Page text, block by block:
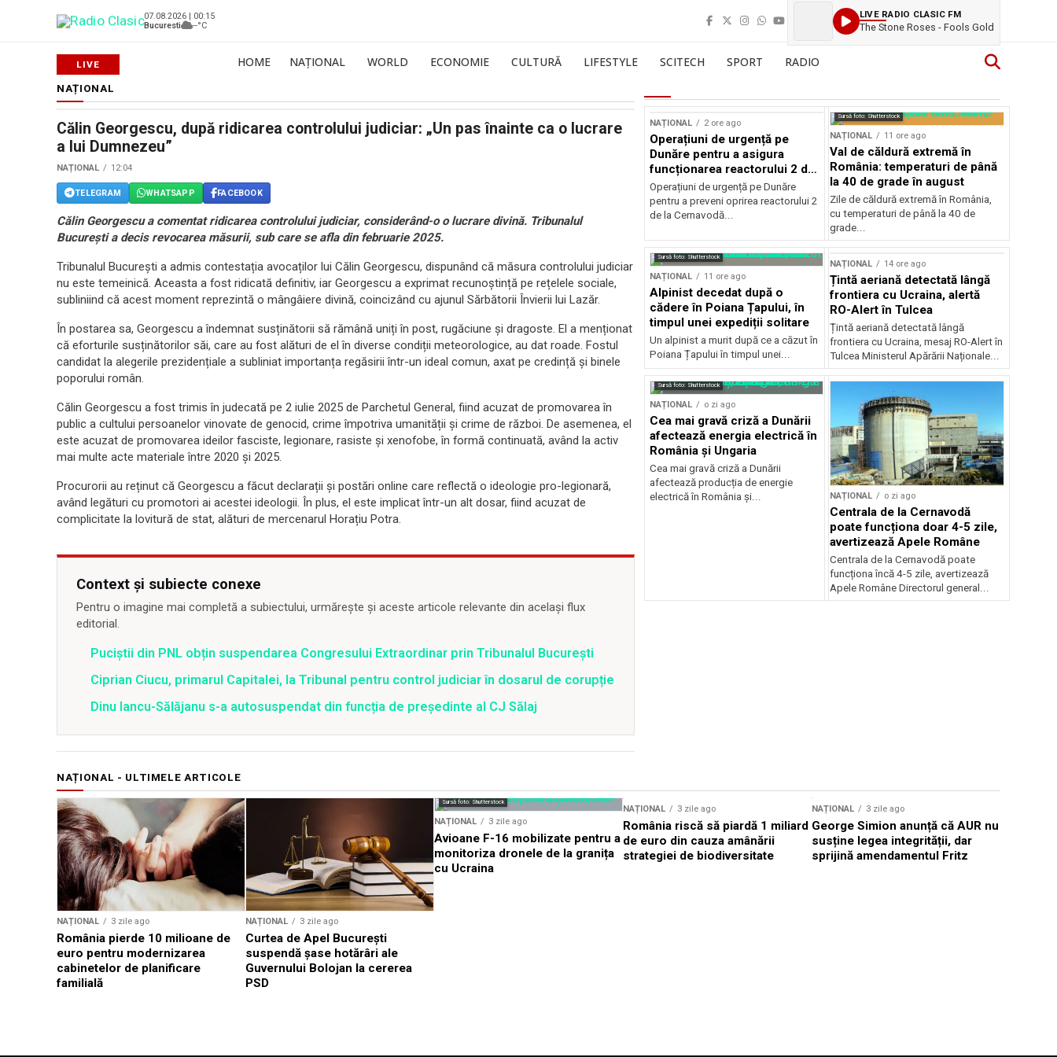
07.08.2026 | 00:15
Bucuresti
--°C
LIVE RADIO CLASIC FM
The Stone Roses - Fools Gold
HOME NAȚIONAL WORLD ECONOMIE CULTURĂ LIFESTYLE SCITECH SPORT RADIO
NAȚIONAL
Călin Georgescu, după ridicarea controlului judiciar: „Un pas înainte ca o lucrare
a lui Dumnezeu”
NAȚIONAL 12:04
TELEGRAM WHATSAPP FACEBOOK
Călin Georgescu a comentat ridicarea controlului judiciar, considerând-o o lucrare divină. Tribunalul
București a decis revocarea măsurii, sub care se afla din februarie 2025.
Tribunalul București a admis contestația avocaților lui Călin Georgescu, dispunând că măsura controlului judiciar
nu este temeinică. Aceasta a fost ridicată definitiv, iar Georgescu a exprimat recunoștință pe rețelele sociale,
subliniind că acest moment reprezintă o mângâiere divină, coincizând cu ajunul Sărbătorii Învierii lui Lazăr.
În postarea sa, Georgescu a îndemnat susținătorii să rămână uniți în post, rugăciune și dragoste. El a menționat
că eforturile susținătorilor săi, care au fost alături de el în diverse condiții meteorologice, au dat roade. Fostul
candidat la alegerile prezidențiale a subliniat importanța regăsirii într-un ideal comun, axat pe credință și binele
poporului român.
Călin Georgescu a fost trimis în judecată pe 2 iulie 2025 de Parchetul General, fiind acuzat de promovarea în
public a cultului persoanelor vinovate de genocid, crime împotriva umanității și crime de război. De asemenea, el
este acuzat de promovarea ideilor fasciste, legionare, rasiste și xenofobe, în formă continuată, având la activ
mai multe acte materiale între 2020 și 2025.
Procurorii au reținut că Georgescu a făcut declarații și postări online care reflectă o ideologie pro-legionară,
având legături cu promotori ai acestei ideologii. În plus, el este implicat într-un alt dosar, fiind acuzat de
complicitate la lovitură de stat, alături de mercenarul Horațiu Potra.
Context și subiecte conexe
Pentru o imagine mai completă a subiectului, urmărește și aceste articole relevante din același flux
editorial.
Puciștii din PNL obțin suspendarea Congresului Extraordinar prin Tribunalul București
Ciprian Ciucu, primarul Capitalei, la Tribunal pentru control judiciar în dosarul de corupție
Dinu Iancu-Sălăjanu s-a autosuspendat din funcția de președinte al CJ Sălaj
NAȚIONAL 2 ore ago
Operațiuni de urgență pe
Dunăre pentru a asigura
funcționarea reactorului 2 de
la Cernavodă
Operațiuni de urgență pe Dunăre
pentru a preveni oprirea reactorului 2
de la Cernavodă...
Sursă foto: Shutterstock
NAȚIONAL 11 ore ago
Val de căldură extremă în
România: temperaturi de până
la 40 de grade în august
Zile de căldură extremă în România,
cu temperaturi de până la 40 de
grade...
Sursă foto: Shutterstock
NAȚIONAL 11 ore ago
Alpinist decedat după o
cădere în Poiana Țapului, în
timpul unei expediții solitare
Un alpinist a murit după ce a căzut în
Poiana Țapului în timpul unei...
NAȚIONAL 14 ore ago
Țintă aeriană detectată lângă
frontiera cu Ucraina, alertă
RO-Alert în Tulcea
Țintă aeriană detectată lângă
frontiera cu Ucraina, mesaj RO-Alert în
Tulcea Ministerul Apărării Naționale...
Sursă foto: Shutterstock
NAȚIONAL o zi ago
Cea mai gravă criză a Dunării
afectează energia electrică în
România și Ungaria
Cea mai gravă criză a Dunării
afectează producția de energie
electrică în România și...
NAȚIONAL o zi ago
Centrala de la Cernavodă
poate funcționa doar 4-5 zile,
avertizează Apele Române
Centrala de la Cernavodă poate
funcționa încă 4-5 zile, avertizează
Apele Române Directorul general...
NAȚIONAL - ULTIMELE ARTICOLE
NAȚIONAL 3 zile ago
România pierde 10 milioane de
euro pentru modernizarea
cabinetelor de planificare
familială
NAȚIONAL 3 zile ago
Curtea de Apel București
suspendă șase hotărâri ale
Guvernului Bolojan la cererea
PSD
Sursă foto: Shutterstock
NAȚIONAL 3 zile ago
Avioane F-16 mobilizate pentru a
monitoriza dronele de la granița
cu Ucraina
NAȚIONAL 3 zile ago
România riscă să piardă 1 miliard
de euro din cauza amânării
strategiei de biodiversitate
NAȚIONAL 3 zile ago
George Simion anunță că AUR nu
susține legea integrității, dar
sprijină amendamentul Fritz